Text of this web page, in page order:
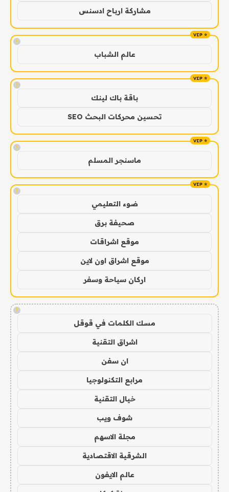
مشاركة ارباح ادسنس
!
عالم الشباب
!
باقة باك لينك
تحسين محركات البحث SEO
!
ماسنجر المسلم
!
ضوء التعليمي
صحيفة برق
موقع اشراقات
موقع اشراق اون لاين
اركان سياحة وسفر
!
مسك الكلمات في قوقل
اشراق التقنية
ان سفن
مرابع التكنولوجيا
خيال التقنية
شوف ويب
مجلة الاسهم
الشرقية الاقتصادية
عالم الايفون